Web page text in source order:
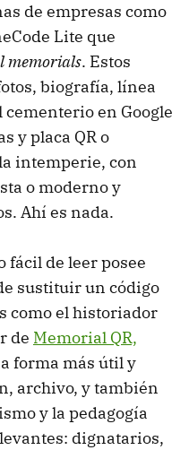
de empresas como
Lite que
memorials. Estos
biografía, línea
en Google
y placa QR o
intemperie, con
o moderno y
Ahí es nada.
fácil de leer posee
sustituir un código
como el historiador
de Memorial QR,
forma más útil y
archivo, y también
y la pedagogía
dignatarios,